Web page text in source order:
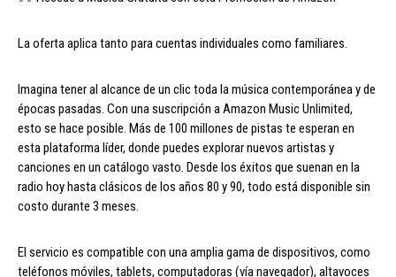
La oferta aplica tanto para cuentas individuales como familiares.
Imagina tener al alcance de un clic toda la música contemporánea y de
épocas pasadas. Con una suscripción a Amazon Music Unlimited,
esto se hace posible. Más de 100 millones de pistas te esperan en
esta plataforma líder, donde puedes explorar nuevos artistas y
canciones en un catálogo vasto. Desde los éxitos que suenan en la
radio hoy hasta clásicos de los años 80 y 90, todo está disponible sin
costo durante 3 meses.
El servicio es compatible con una amplia gama de dispositivos, como
teléfonos móviles, tablets, computadoras (vía navegador), altavoces